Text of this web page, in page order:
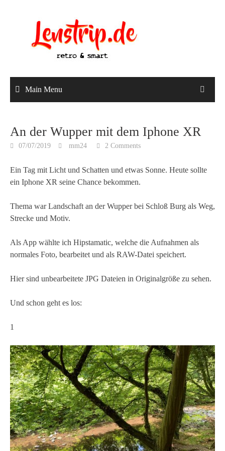
Main Menu
An der Wupper mit dem Iphone XR
07/07/2019 mm24 2 Comments
Ein Tag mit Licht und Schatten und etwas Sonne. Heute sollte
ein Iphone XR seine Chance bekommen.
Thema war Landschaft an der Wupper bei Schloß Burg als Weg,
Strecke und Motiv.
Als App wählte ich Hipstamatic, welche die Aufnahmen als
normales Foto, bearbeitet und als RAW-Datei speichert.
Hier sind unbearbeitete JPG Dateien in Originalgröße zu sehen.
Und schon geht es los:
1